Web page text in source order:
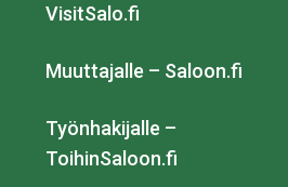
VisitSalo.fi
Muuttajalle – Saloon.fi
Työnhakijalle –
ToihinSaloon.fi